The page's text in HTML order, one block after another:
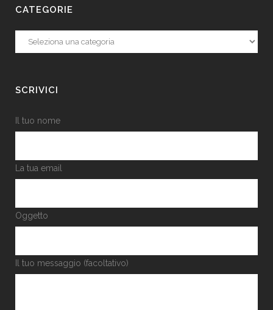
CATEGORIE
Categorie
SCRIVICI
Il tuo nome
La tua email
Oggetto
Il tuo messaggio (facoltativo)